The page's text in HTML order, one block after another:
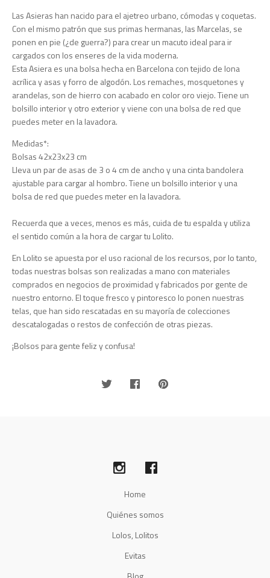
Las Asieras han nacido para el ajetreo urbano, cómodas y coquetas.
Con el mismo patrón que sus primas hermanas, las Marcelas, se
ponen en pie (¿de guerra?) para crear un macuto ideal para ir
cargados con los enseres de la vida moderna.
Esta Asiera es una bolsa hecha en Barcelona con tejido de lona
acrílica y asas y forro de algodón. Los remaches, mosquetones y
arandelas, son de hierro con acabado en color oro viejo. Tiene un
bolsillo interior y otro exterior y viene con una bolsa de red que
puedes meter en la lavadora.
Medidas*:
Bolsas 42x23x23 cm
Lleva un par de asas de 3 o 4 cm de ancho y una cinta bandolera
ajustable para cargar al hombro. Tiene un bolsillo interior y una
bolsa de red que puedes meter en la lavadora.
Recuerda que a veces, menos es más, cuida de tu espalda y utiliza
el sentido común a la hora de cargar tu Lolito.
En Lolito se apuesta por el uso racional de los recursos, por lo tanto,
todas nuestras bolsas son realizadas a mano con materiales
comprados en negocios de proximidad y fabricados por gente de
nuestro entorno. El toque fresco y pintoresco lo ponen nuestras
telas, que han sido rescatadas en su mayoría de colecciones
descatalogadas o restos de confección de otras piezas.
¡Bolsos para gente feliz y confusa!
Home
Quiénes somos
Lolos, Lolitos
Evitas